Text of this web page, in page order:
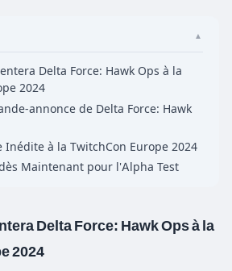
▲
Delta Force: Hawk Ops à la
2024
annonce de Delta Force: Hawk
Inédite à la TwitchCon Europe 2024
Maintenant pour l'Alpha Test
Delta Force: Hawk Ops à la
2024